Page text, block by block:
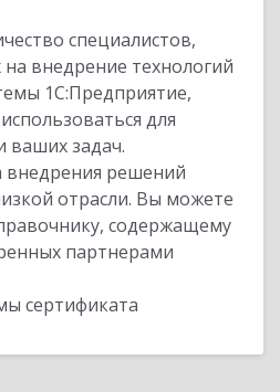
специалистов,
внедрение технологий
1С:Предприятие,
для
ваших задач.
внедрения решений
отрасли. Вы можете
содержащему
партнерами
сертификата